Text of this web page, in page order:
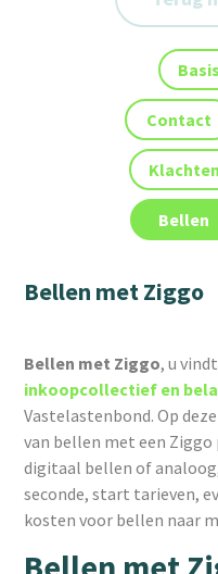
Contact
Klachten
Bellen
Bellen met Ziggo
Bellen met Ziggo, u
inkoopcollectief en
Vastelastenbond. Op
van bellen met een
digitaal bellen of
seconde, start tarieven,
kosten voor bellen naar